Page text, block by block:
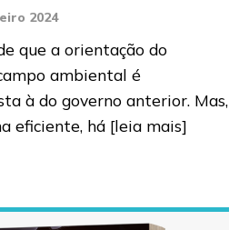
2024
que a orientação do
ambiental é
à do governo anterior. Mas,
eficiente, há [leia mais]